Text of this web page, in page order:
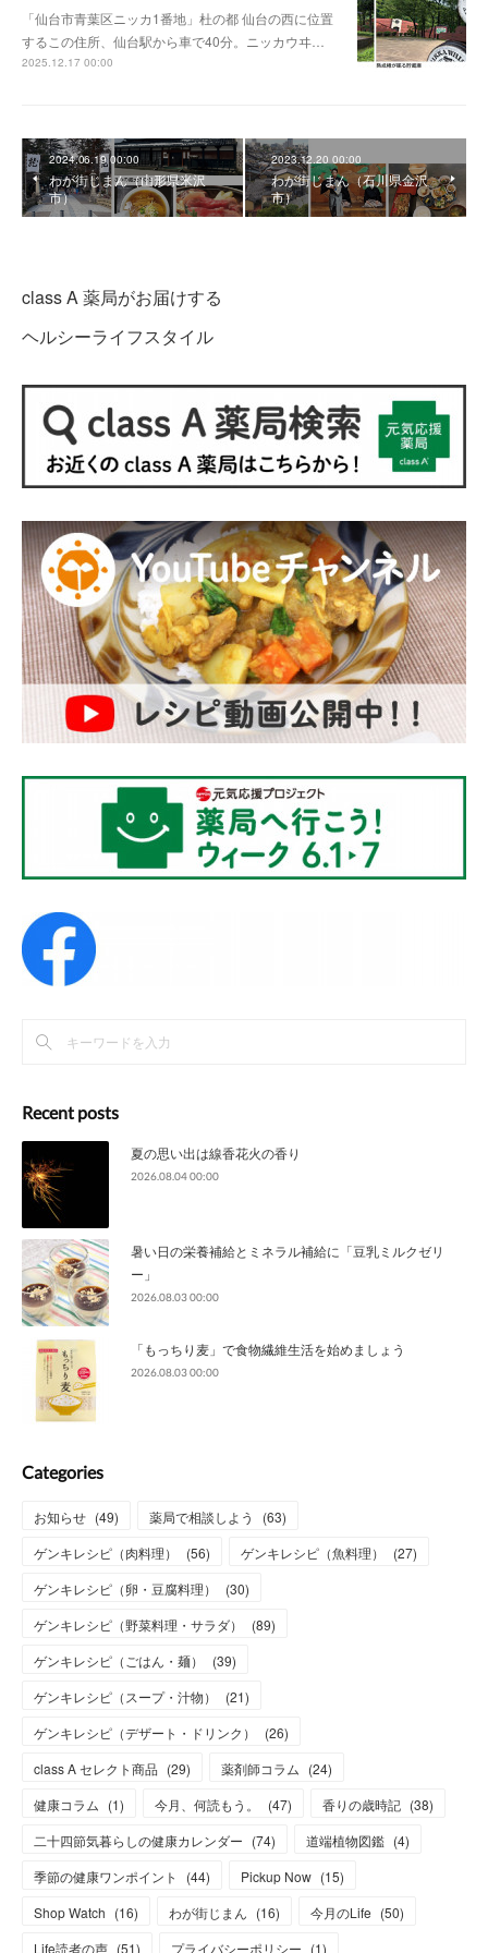
「仙台市青葉区ニッカ1番地」杜の都 仙台の西に位置
するこの住所、仙台駅から車で40分。ニッカウヰ…
2025.12.17 00:00
2024.06.19 00:00
わが街じまん（山形県米沢
市）
2023.12.20 00:00
わが街じまん（石川県金沢
市）
class A 薬局がお届けする
ヘルシーライフスタイル
Recent posts
夏の思い出は線香花火の香り
2026.08.04 00:00
暑い日の栄養補給とミネラル補給に「豆乳ミルクゼリ
ー」
2026.08.03 00:00
「もっちり麦」で食物繊維生活を始めましょう
2026.08.03 00:00
Categories
お知らせ (49) 薬局で相談しよう (63)
ゲンキレシピ（肉料理）
(56) ゲンキレシピ（魚料理） (27)
ゲンキレシピ（卵・豆腐料理）
(30)
ゲンキレシピ（野菜料理・サラダ）
(89)
ゲンキレシピ（ごはん・麺）
(39)
ゲンキレシピ（スープ・汁物）
(21)
ゲンキレシピ（デザート・ドリンク）
(26)
class A セレクト商品 (29) 薬剤師コラム (24)
健康コラム (1) 今月、何読もう。 (47) 香りの歳時記 (38)
二十四節気暮らしの健康カレンダー (74) 道端植物図鑑 (4)
季節の健康ワンポイント
(44) Pickup Now (15)
Shop Watch (16) わが街じまん (16) 今月のLife (50)
Life読者の声 (51) プライバシーポリシー (1)